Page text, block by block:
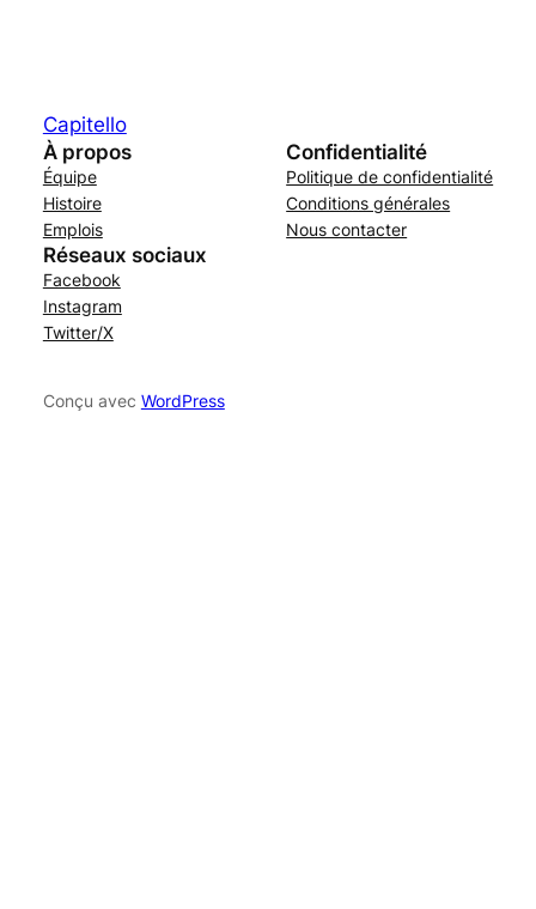
Capitello
À propos
Équipe
Histoire
Emplois
Confidentialité
Politique de confidentialité
Conditions générales
Nous contacter
Réseaux sociaux
Facebook
Instagram
Twitter/X
Conçu avec WordPress